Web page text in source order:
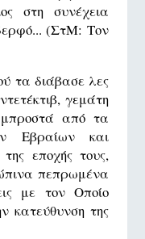
στη συνέχεια
(ΣτΜ: Τον
τα διάβασε λες
γεμάτη
από τα
Εβραίων και
εποχής τους,
πεπρωμένα
με τον Οποίο
κατεύθυνση της